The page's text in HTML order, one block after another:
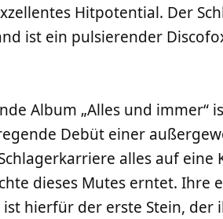
Hitpotential. Der
ist ein pulsierender
Album „Alles und immer“
Debüt einer
alles auf eine
dieses Mutes erntet. Ihre
ist hierfür der erste Stein, der